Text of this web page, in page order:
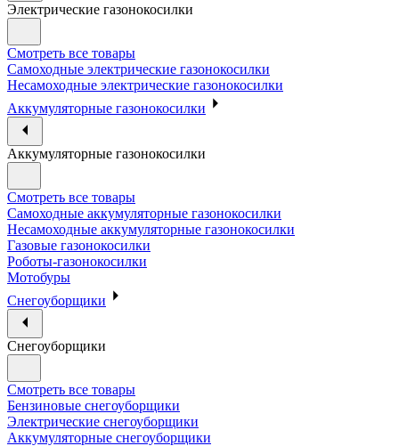
Электрические газонокосилки
Смотреть все товары
Самоходные электрические газонокосилки
Несамоходные электрические газонокосилки
Аккумуляторные газонокосилки
Аккумуляторные газонокосилки
Смотреть все товары
Самоходные аккумуляторные газонокосилки
Несамоходные аккумуляторные газонокосилки
Газовые газонокосилки
Роботы-газонокосилки
Мотобуры
Снегоуборщики
Снегоуборщики
Смотреть все товары
Бензиновые снегоуборщики
Электрические снегоуборщики
Аккумуляторные снегоуборщики